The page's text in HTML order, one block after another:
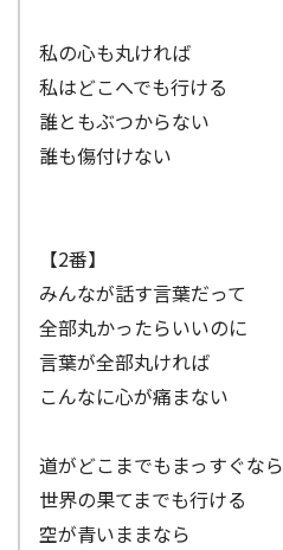
私の心も丸ければ
私はどこへでも行ける
誰ともぶつからない
誰も傷付けない
【2番】
みんなが話す言葉だって
全部丸かったらいいのに
言葉が全部丸ければ
こんなに心が痛まない
道がどこまでもまっすぐなら
世界の果てまでも行ける
空が青いままなら